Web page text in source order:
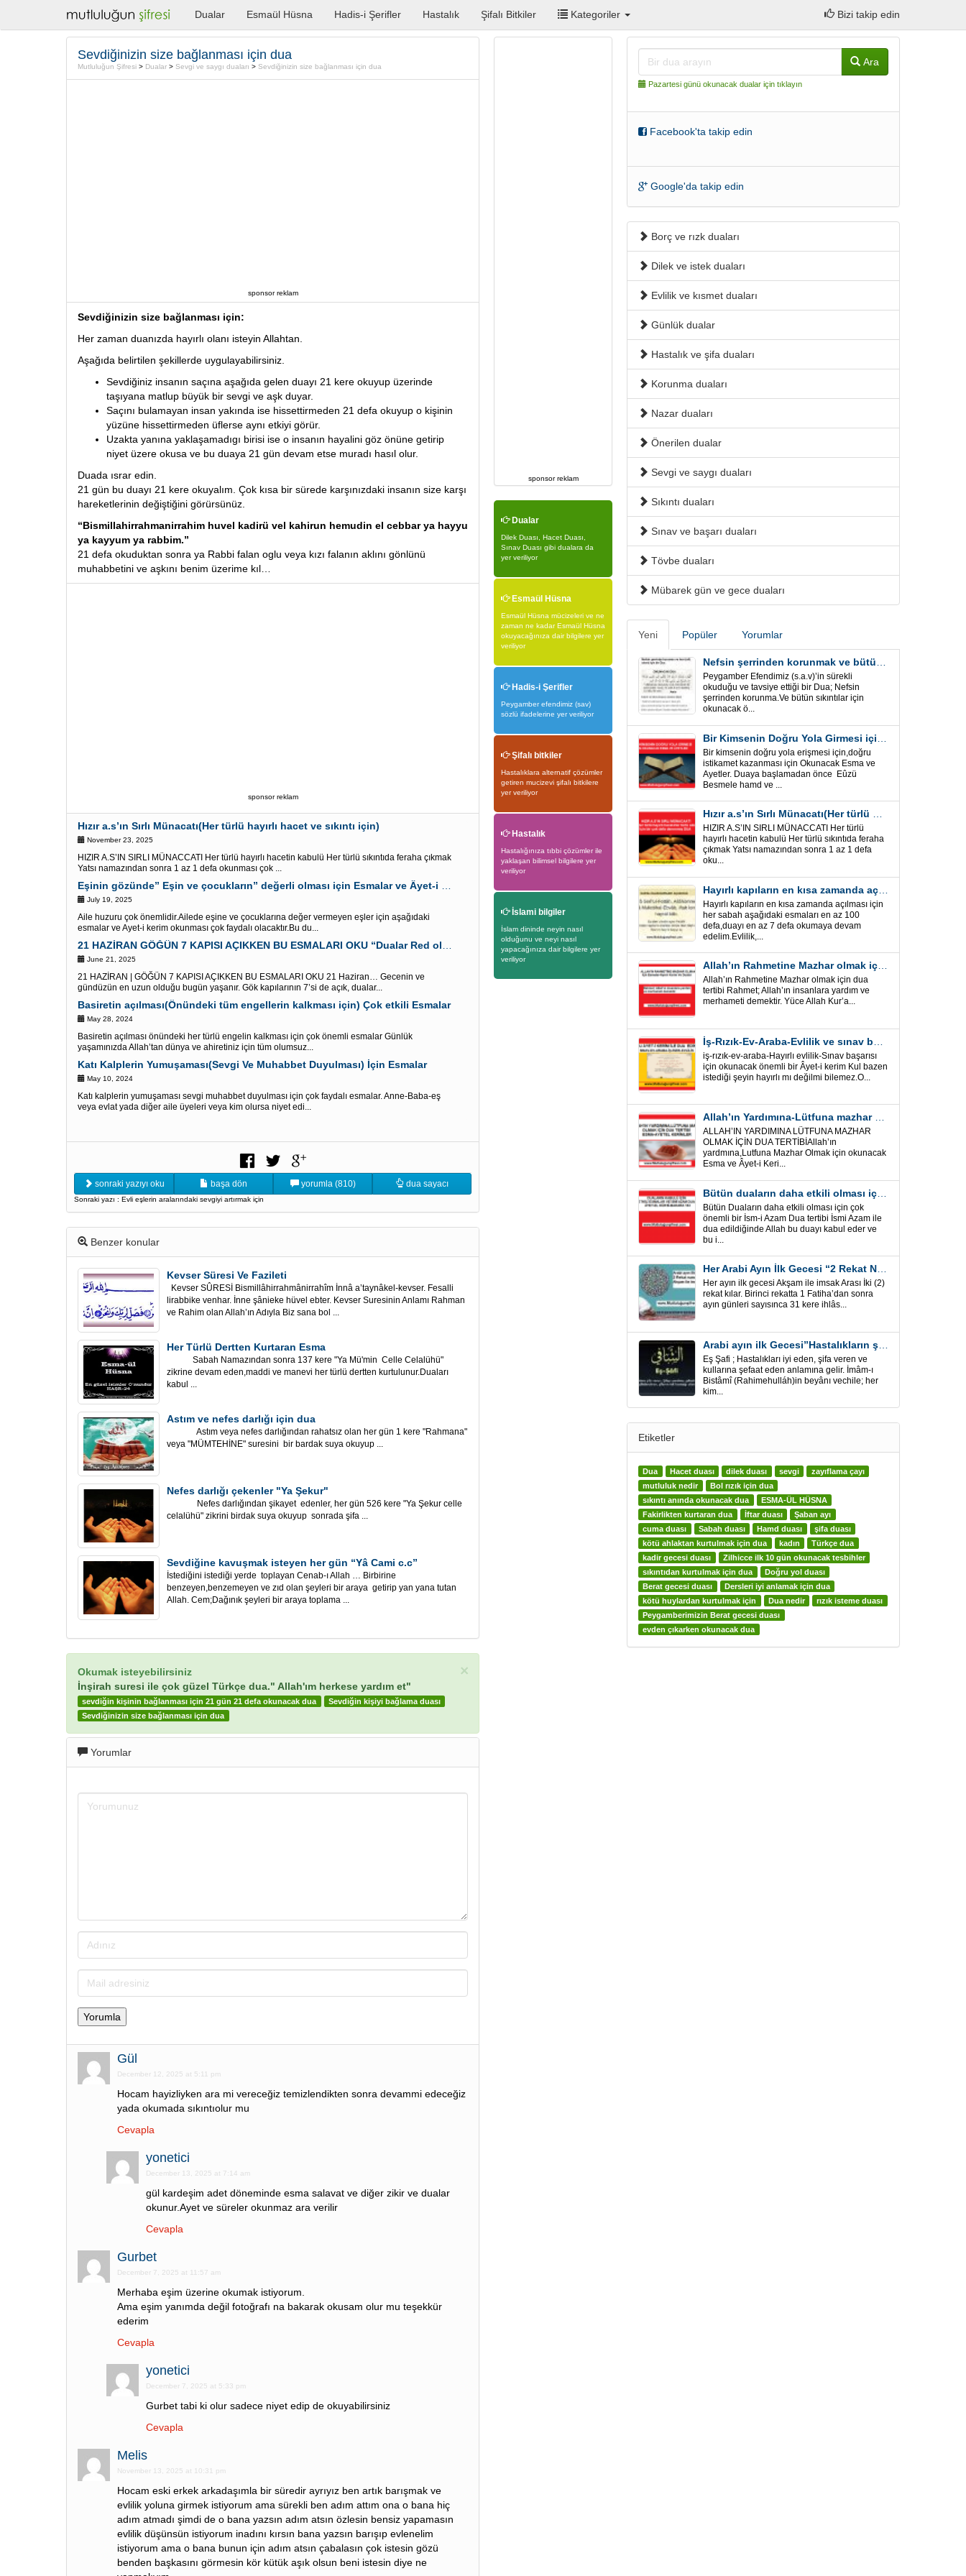
Dualar Esmaül Hüsna Hadis-i Şerifler Hastalık Şifalı Bitkiler Kategoriler Bizi takip edin
Sevdiğinizin size bağlanması için dua
Mutluluğun Şifresi > Dualar > Sevgi ve saygı duaları > Sevdiğinizin size bağlanması için dua
sponsor reklam
Sevdiğinizin size bağlanması için:
Her zaman duanızda hayırlı olanı isteyin Allahtan.
Aşağıda belirtilen şekillerde uygulayabilirsiniz.
Sevdiğiniz insanın saçına aşağıda gelen duayı 21 kere okuyup üzerinde
taşıyana matlup büyük bir sevgi ve aşk duyar.
Saçını bulamayan insan yakında ise hissettirmeden 21 defa okuyup o kişinin
yüzüne hissettirmeden üflerse aynı etkiyi görür.
Uzakta yanına yaklaşamadıgı birisi ise o insanın hayalini göz önüne getirip
niyet üzere okusa ve bu duaya 21 gün devam etse muradı hasıl olur.
Duada ısrar edin.
21 gün bu duayı 21 kere okuyalım. Çok kısa bir sürede karşınızdaki insanın size karşı
hareketlerinin değiştiğini görürsünüz.
“Bismillahirrahmanirrahim huvel kadirü vel kahirun hemudin el cebbar ya hayyu
ya kayyum ya rabbim.”
21 defa okuduktan sonra ya Rabbi falan oglu veya kızı falanın aklını gönlünü
muhabbetini ve aşkını benim üzerime kıl…
sponsor reklam
Hızır a.s’ın Sırlı Münacatı(Her türlü hayırlı hacet ve sıkıntı için)
November 23, 2025
HIZIR A.S’IN SIRLI MÜNACCATI Her türlü hayırlı hacetin kabulü Her türlü sıkıntıda feraha çıkmak
Yatsı namazından sonra 1 az 1 defa okunması çok ...
July 19, 2025
Aile huzuru çok önemlidir.Ailede eşine ve çocuklarına değer vermeyen eşler için aşağıdaki
esmalar ve Ayet-i kerim okunması çok faydalı olacaktır.Bu du...
June 21, 2025
21 HAZİRAN | GÖĞÜN 7 KAPISI AÇIKKEN BU ESMALARI OKU 21 Haziran… Gecenin ve
gündüzün en uzun olduğu bugün yaşanır. Gök kapılarının 7’si de açık, dualar...
Basiretin açılması(Önündeki tüm engellerin kalkması için) Çok etkili Esmalar
May 28, 2024
Basiretin açılması önündeki her türlü engelin kalkması için çok önemli esmalar Günlük
yaşamınızda Allah’tan dünya ve ahiretiniz için tüm olumsuz...
Katı Kalplerin Yumuşaması(Sevgi Ve Muhabbet Duyulması) İçin Esmalar
May 10, 2024
Katı kalplerin yumuşaması sevgi muhabbet duyulması için çok faydalı esmalar. Anne-Baba-eş
veya evlat yada diğer aile üyeleri veya kim olursa niyet edi...
sonraki yazıyı oku başa dön yorumla (810) dua sayacı
Sonraki yazı : Evli eşlerin aralarındaki sevgiyi artırmak için
Benzer konular
Kevser Süresi Ve Fazileti
Kevser SÛRESİ Bismillâhirrahmânirrahîm İnnâ a’taynâkel-kevser. Fesalli
lirabbike venhar. İnne şânieke hüvel ebter. Kevser Suresinin Anlamı Rahman
ve Rahim olan Allah’ın Adıyla Biz sana bol ...
Her Türlü Dertten Kurtaran Esma
Sabah Namazından sonra 137 kere "Ya Mü'min Celle Celalühü"
zikrine devam eden,maddi ve manevi her türlü dertten kurtulunur.Duaları
kabul ...
Astım ve nefes darlığı için dua
Astım veya nefes darlığından rahatsız olan her gün 1 kere "Rahmana"
veya "MÜMTEHİNE" suresini bir bardak suya okuyup ...
Nefes darlığı çekenler "Ya Şekur"
Nefes darlığından şikayet edenler, her gün 526 kere "Ya Şekur celle
celalühü" zikrini birdak suya okuyup sonrada şifa ...
Sevdiğine kavuşmak isteyen her gün “Yâ Cami c.c”
İstediğini istediği yerde toplayan Cenab-ı Allah … Birbirine
benzeyen,benzemeyen ve zıd olan şeyleri bir araya getirip yan yana tutan
Allah. Cem;Dağınık şeyleri bir araya toplama ...
×
Okumak isteyebilirsiniz
İnşirah suresi ile çok güzel Türkçe dua." Allah'ım herkese yardım et"
sevdiğin kişinin bağlanması için 21 gün 21 defa okunacak dua
Sevdiğin kişiyi bağlama duası
Sevdiğinizin size bağlanması için dua
Yorumlar
Gül
December 12, 2025 at 5:11 pm
Hocam hayizliyken ara mi vereceğiz temizlendikten sonra devammi edeceğiz
yada okumada sıkıntıolur mu
Cevapla
yonetici
December 13, 2025 at 7:14 am
gül kardeşim adet döneminde esma salavat ve diğer zikir ve dualar
okunur.Ayet ve süreler okunmaz ara verilir
Cevapla
Gurbet
December 7, 2025 at 11:57 am
Merhaba eşim üzerine okumak istiyorum.
Ama eşim yanımda değil fotoğrafı na bakarak okusam olur mu teşekkür
ederim
Cevapla
yonetici
December 7, 2025 at 5:33 pm
Gurbet tabi ki olur sadece niyet edip de okuyabilirsiniz
Cevapla
Melis
November 13, 2025 at 10:31 pm
Hocam eski erkek arkadaşımla bir süredir ayrıyız ben artık barışmak ve
evlilik yoluna girmek istiyorum ama sürekli ben adım attım ona o bana hiç
adım atmadı şimdi de o bana yazsın adım atsın özlesin bensiz yapamasın
evlilik düşünsün istiyorum inadını kırsın bana yazsın barışıp evlenelim
istiyorum ama o bana bunun için adım atsın çabalasın çok istesin gözü
benden başkasını görmesin kör kütük aşık olsun beni istesin diye ne
sponsor reklam
Dualar
Dilek Duası, Hacet Duası,
Sınav Duası gibi dualara da
yer veriliyor
Esmaül Hüsna
Esmaül Hüsna mücizeleri ve ne
zaman ne kadar Esmaül Hüsna
okuyacağınıza dair bilgilere yer
veriliyor
Hadis-i Şerifler
Peygamber efendimiz (sav)
sözlü ifadelerine yer veriliyor
Şifalı bitkiler
Hastalıklara alternatif çözümler
getiren mucizevi şifalı bitkilere
yer veriliyor
Hastalık
Hastalığınıza tıbbi çözümler ile
yaklaşan bilimsel bilgilere yer
veriliyor
İslami bilgiler
İslam dininde neyin nasıl
olduğunu ve neyi nasıl
yapacağınıza dair bilgilere yer
veriliyor
Ara
Pazartesi günü okunacak dualar için tıklayın
Facebook'ta takip edin
Google'da takip edin
Borç ve rızk duaları
Dilek ve istek duaları
Evlilik ve kısmet duaları
Günlük dualar
Hastalık ve şifa duaları
Korunma duaları
Nazar duaları
Önerilen dualar
Sevgi ve saygı duaları
Sıkıntı duaları
Sınav ve başarı duaları
Tövbe duaları
Mübarek gün ve gece duaları
Yeni Popüler Yorumlar
Peygamber Efendimiz (s.a.v)’in sürekli
okuduğu ve tavsiye ettiği bir Dua; Nefsin
şerrinden korunma.Ve bütün sıkıntılar için
okunacak ö...
Bir kimsenin doğru yola erişmesi için,doğru
istikamet kazanması için Okunacak Esma ve
Ayetler. Duaya başlamadan önce Eûzü
Besmele hamd ve ...
HIZIR A.S’IN SIRLI MÜNACCATI Her türlü
hayırlı hacetin kabulü Her türlü sıkıntıda feraha
çıkmak Yatsı namazından sonra 1 az 1 defa
oku...
Hayırlı kapıların en kısa zamanda açılması için Esmalar ve Dua
Hayırlı kapıların en kısa zamanda açılması için
her sabah aşağıdaki esmaları en az 100
defa,duayı en az 7 defa okumaya devam
edelim.Evlilik,...
Allah’ın Rahmetine Mazhar olmak için ” Esmalar-Ayet ve Dualar”
Allah’ın Rahmetine Mazhar olmak için dua
tertibi Rahmet; Allah’ın insanlara yardım ve
merhameti demektir. Yüce Allah Kur’a...
iş-rızık-ev-araba-Hayırlı evlilik-Sınav başarısı
için okunacak önemli bir Âyet-i kerim Kul bazen
istediği şeyin hayırlı mı değilmi bilemez.O...
ALLAH’IN YARDIMINA LÜTFUNA MAZHAR
OLMAK İÇİN DUA TERTİBİAllah’ın
yardmına,Lutfuna Mazhar Olmak için okunacak
Esma ve Âyet-i Keri...
Bütün duaların daha etkili olması için önemli bir İsm-i Azam Dua Tertibi
Bütün Duaların daha etkili olması için çok
önemli bir İsm-i Azam Dua tertibi İsmi Azam ile
dua edildiğinde Allah bu duayı kabul eder ve
bu i...
Her Arabi Ayın İlk Gecesi “2 Rekat Namaz” O Ay tüm belalardan kurtuluş
Her ayın ilk gecesi Akşam ile imsak Arası İki (2)
rekat kılar. Birinci rekatta 1 Fatiha’dan sonra
ayın günleri sayısınca 31 kere ihlâs...
Arabi ayın ilk Gecesi”Hastalıkların şifa için” Eş-Şafi
Eş Şafi ; Hastalıkları iyi eden, şifa veren ve
kullarına şefaat eden anlamına gelir. İmâm-ı
Bistâmî (Rahimehulláh)in beyânı vechile; her
kim...
Etiketler
Dua Hacet duası dilek duası sevgi
zayıflama çayı
mutluluk nedir
Bol rızık için dua
sıkıntı anında okunacak dua
ESMA-ÜL HÜSNA
Fakirlikten kurtaran dua
İftar duası
Şaban ayı
cuma duası
Sabah duası Hamd duası
şifa duası
kötü ahlaktan kurtulmak için dua
kadın
Türkçe dua
kadir gecesi duası
Zilhicce ilk 10 gün okunacak tesbihler
sıkıntıdan kurtulmak için dua
Doğru yol duası
Berat gecesi duası
Dersleri iyi anlamak için dua
kötü huylardan kurtulmak için
Dua nedir
rızık isteme duası
Peygamberimizin Berat gecesi duası
evden çıkarken okunacak dua